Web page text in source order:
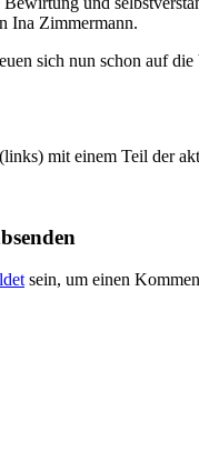
Ina Zimmermann.
sich nun schon auf die
mit einem Teil der
sein, um einen